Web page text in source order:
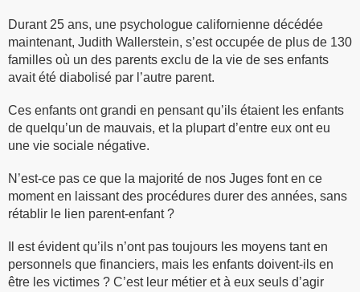
Durant 25 ans, une psychologue californienne décédée
maintenant, Judith Wallerstein, s’est occupée de plus de 130
familles où un des parents exclu de la vie de ses enfants
avait été diabolisé par l’autre parent.
Ces enfants ont grandi en pensant qu’ils étaient les enfants
de quelqu’un de mauvais, et la plupart d’entre eux ont eu
une vie sociale négative.
N’est-ce pas ce que la majorité de nos Juges font en ce
moment en laissant des procédures durer des années, sans
rétablir le lien parent-enfant ?
Il est évident qu’ils n’ont pas toujours les moyens tant en
personnels que financiers, mais les enfants doivent-ils en
être les victimes ? C’est leur métier et à eux seuls d’agir